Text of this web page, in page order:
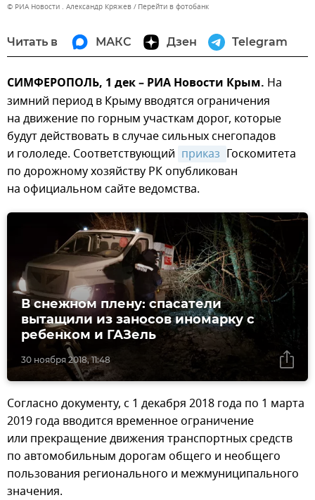
© РИА Новости . Александр Кряжев Перейти в фотобанк
Читать в МАКС Дзен Telegram
СИМФЕРОПОЛЬ, 1 дек – РИА Новости Крым. На
зимний период в Крыму вводятся ограничения
на движение по горным участкам дорог, которые
будут действовать в случае сильных снегопадов
и гололеде. Соответствующий приказ Госкомитета
по дорожному хозяйству РК опубликован
на официальном сайте ведомства.
30 ноября 2018, 11:48
В снежном плену: спасатели
вытащили из заносов иномарку с
ребенком и ГАЗель
Согласно документу, с 1 декабря 2018 года по 1 марта
2019 года вводится временное ограничение
или прекращение движения транспортных средств
по автомобильным дорогам общего и необщего
пользования регионального и межмуниципального
значения.